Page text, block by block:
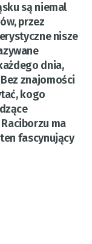
są niemal
przez
nisze
dnia,
znajomości
kogo
ma
fascynujący